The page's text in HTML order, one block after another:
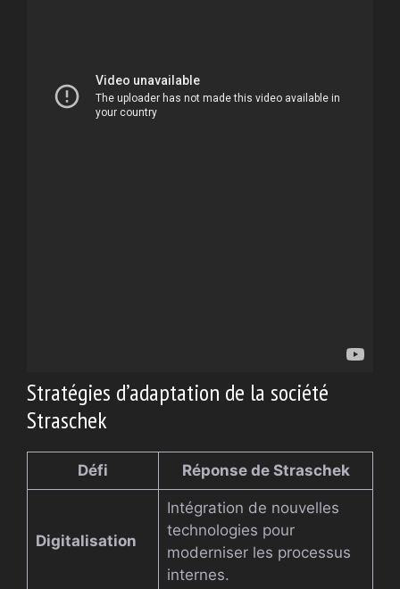
Stratégies d’adaptation de la société
Straschek
Défi Réponse de Straschek
Digitalisation
Intégration de nouvelles
technologies pour
moderniser les processus
internes.